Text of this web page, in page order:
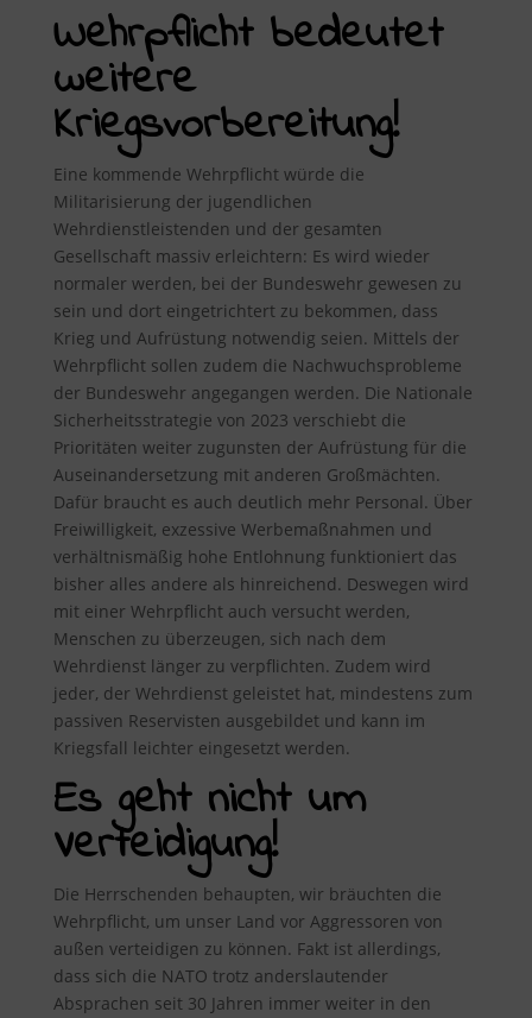
Wehrpflicht bedeutet
weitere
Kriegsvorbereitung!
Eine kommende Wehrpflicht würde die
Militarisierung der jugendlichen
Wehrdienstleistenden und der gesamten
Gesellschaft massiv erleichtern: Es wird wieder
normaler werden, bei der Bundeswehr gewesen zu
sein und dort eingetrichtert zu bekommen, dass
Krieg und Aufrüstung notwendig seien. Mittels der
Wehrpflicht sollen zudem die Nachwuchsprobleme
der Bundeswehr angegangen werden. Die Nationale
Sicherheitsstrategie von 2023 verschiebt die
Prioritäten weiter zugunsten der Aufrüstung für die
Auseinandersetzung mit anderen Großmächten.
Dafür braucht es auch deutlich mehr Personal. Über
Freiwilligkeit, exzessive Werbemaßnahmen und
verhältnismäßig hohe Entlohnung funktioniert das
bisher alles andere als hinreichend. Deswegen wird
mit einer Wehrpflicht auch versucht werden,
Menschen zu überzeugen, sich nach dem
Wehrdienst länger zu verpflichten. Zudem wird
jeder, der Wehrdienst geleistet hat, mindestens zum
passiven Reservisten ausgebildet und kann im
Kriegsfall leichter eingesetzt werden.
Es geht nicht um
Verteidigung!
Die Herrschenden behaupten, wir bräuchten die
Wehrpflicht, um unser Land vor Aggressoren von
außen verteidigen zu können. Fakt ist allerdings,
dass sich die NATO trotz anderslautender
Absprachen seit 30 Jahren immer weiter in den